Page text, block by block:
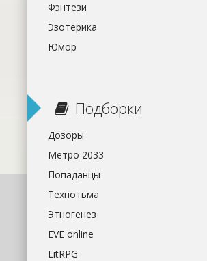
Фэнтези
Эзотерика
Юмор
Подборки
Дозоры
Метро 2033
Попаданцы
Технотьма
Этногенез
EVE online
LitRPG